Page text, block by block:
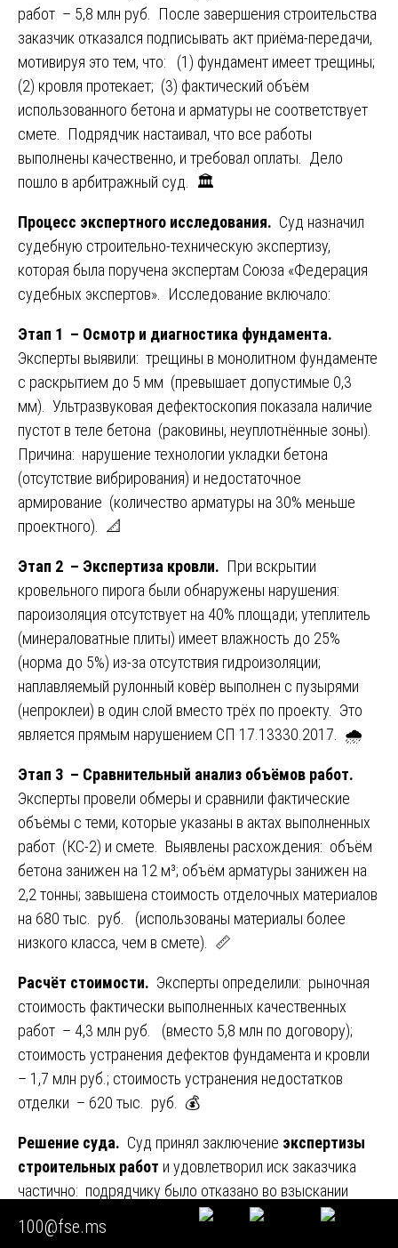
работ – 5,8 млн руб. После завершения строительства
заказчик отказался подписывать акт приёма-передачи,
мотивируя это тем, что: (1) фундамент имеет трещины;
(2) кровля протекает; (3) фактический объём
использованного бетона и арматуры не соответствует
смете. Подрядчик настаивал, что все работы
выполнены качественно, и требовал оплаты. Дело
пошло в арбитражный суд. 🏛️
Процесс экспертного исследования. Суд назначил
судебную строительно-техническую экспертизу,
которая была поручена экспертам Союза «Федерация
судебных экспертов». Исследование включало:
Этап 1 – Осмотр и диагностика фундамента.
Эксперты выявили: трещины в монолитном фундаменте
с раскрытием до 5 мм (превышает допустимые 0,3
мм). Ультразвуковая дефектоскопия показала наличие
пустот в теле бетона (раковины, неуплотнённые зоны).
Причина: нарушение технологии укладки бетона
(отсутствие вибрирования) и недостаточное
армирование (количество арматуры на 30% меньше
проектного). 📐
Этап 2 – Экспертиза кровли. При вскрытии
кровельного пирога были обнаружены нарушения:
пароизоляция отсутствует на 40% площади; утеплитель
(минераловатные плиты) имеет влажность до 25%
(норма до 5%) из-за отсутствия гидроизоляции;
наплавляемый рулонный ковёр выполнен с пузырями
(непроклеи) в один слой вместо трёх по проекту. Это
является прямым нарушением СП 17.13330.2017. 🌧️
Этап 3 – Сравнительный анализ объёмов работ.
Эксперты провели обмеры и сравнили фактические
объёмы с теми, которые указаны в актах выполненных
работ (КС-2) и смете. Выявлены расхождения: объём
бетона занижен на 12 м³; объём арматуры занижен на
2,2 тонны; завышена стоимость отделочных материалов
на 680 тыс. руб. (использованы материалы более
низкого класса, чем в смете). 📏
Расчёт стоимости. Эксперты определили: рыночная
стоимость фактически выполненных качественных
работ – 4,3 млн руб. (вместо 5,8 млн по договору);
стоимость устранения дефектов фундамента и кровли
– 1,7 млн руб.; стоимость устранения недостатков
отделки – 620 тыс. руб. 💰
Решение суда. Суд принял заключение экспертизы
строительных работ и удовлетворил иск заказчика
частично: подрядчику было отказано во взыскании
оставшейся суммы, а также с него взысканы убытки на
устранение дефектов в размере 2,32 млн руб.
100@fse.ms